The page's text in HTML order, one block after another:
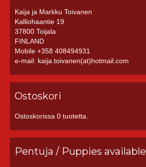
Kaija ja Markku Toivanen
Kalliohaantie 19
37800 Toijala
FINLAND
Mobile +358 408494931
e-mail: kaija.toivanen(at)hotmail.com
Ostoskori
Ostoskorissa 0 tuotetta.
Pentuja / Puppies available